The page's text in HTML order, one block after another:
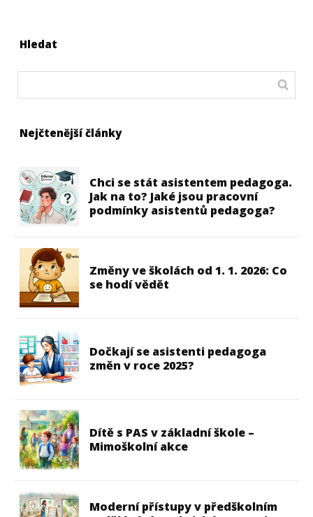
Hledat
Nejčtenější články
Chci se stát asistentem pedagoga.
Jak na to? Jaké jsou pracovní
podmínky asistentů pedagoga?
Změny ve školách od 1. 1. 2026: Co
se hodí vědět
Dočkají se asistenti pedagoga
změn v roce 2025?
Dítě s PAS v základní škole –
Mimoškolní akce
Moderní přístupy v předškolním